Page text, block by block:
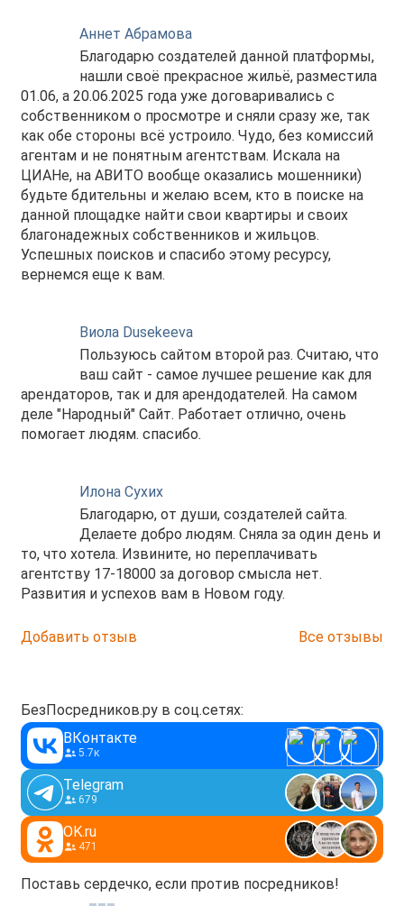
Аннет Абрамова
Благодарю создателей данной платформы,
нашли своё прекрасное жильё, разместила
01.06, а 20.06.2025 года уже договаривались с
собственником о просмотре и сняли сразу же, так
как обе стороны всё устроило. Чудо, без комиссий
агентам и не понятным агентствам. Искала на
ЦИАНе, на АВИТО вообще оказались мошенники)
будьте бдительны и желаю всем, кто в поиске на
данной площадке найти свои квартиры и своих
благонадежных собственников и жильцов.
Успешных поисков и спасибо этому ресурсу,
вернемся еще к вам.
Виола Dusekeeva
Пользуюсь сайтом второй раз. Считаю, что
ваш сайт - самое лучшее решение как для
арендаторов, так и для арендодателей. На самом
деле "Народный" Сайт. Работает отлично, очень
помогает людям. спасибо.
Илона Сухих
Благодарю, от души, создателей сайта.
Делаете добро людям. Сняла за один день и
то, что хотела. Извините, но переплачивать
агентству 17-18000 за договор смысла нет.
Развития и успехов вам в Новом году.
Добавить отзыв Все отзывы
БезПосредников.ру в соц.сетях:
ВКонтакте
5.7к
Telegram
679
OK.ru
471
Поставь сердечко, если против посредников!